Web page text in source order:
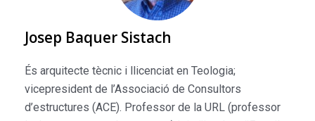
Josep Baquer Sistach
És arquitecte tècnic i llicenciat en Teologia;
vicepresident de l’Associació de Consultors
d’estructures (ACE). Professor de la URL (professor